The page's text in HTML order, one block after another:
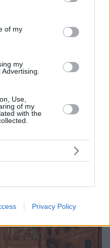
and its third-party tags to
purposes in below Google
of my
my
Use,
of my
with the
Privacy Policy